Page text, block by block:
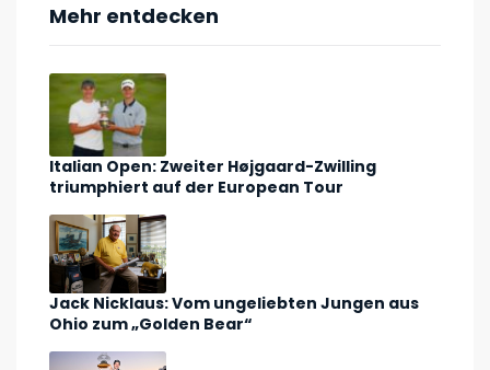
Mehr entdecken
Italian Open: Zweiter Højgaard-Zwilling
triumphiert auf der European Tour
Jack Nicklaus: Vom ungeliebten Jungen aus
Ohio zum „Golden Bear“